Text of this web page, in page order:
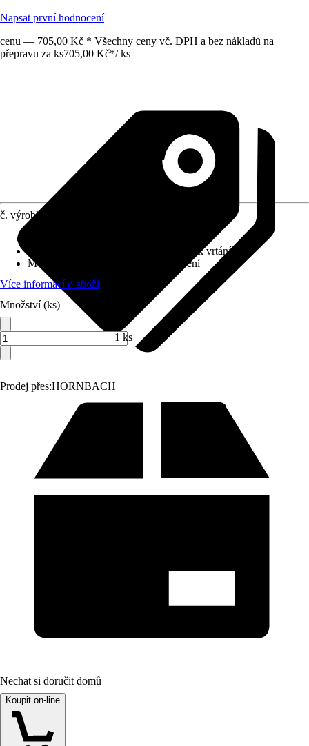
Napsat první hodnocení
cenu — 705,00 Kč * Všechny ceny vč. DPH a bez nákladů na
přepravu za ks705,00 Kč*/ ks
Prodej přes:HORNBACH
č. výrobku
Montážní materiál k vrtání
Možnost upevnění
Šroubování, Lepení
Více informací o zboží
Množství (ks)
1 ks
Nechat si doručit domů
Koupit on-line